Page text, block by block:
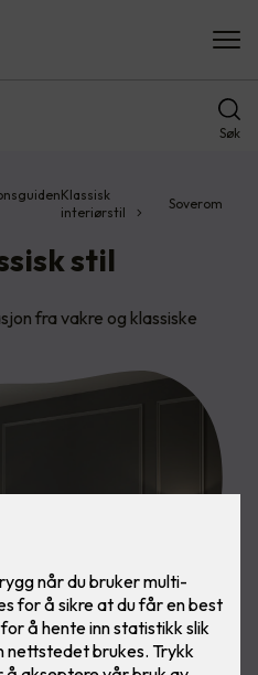
Søk
Klassisk
interiørstil
Soverom
stil
fra vakre og klassiske